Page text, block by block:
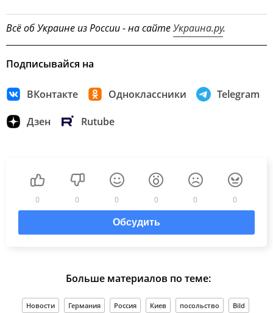
Всё об Украине из России - на сайтеУкраина.ру.
Подписывайся на
ВКонтакте Одноклассники Telegram
Дзен Rutube
0 0 0 0 0 0
Обсудить
Больше материалов по теме:
Новости Германия Россия Киев посольство Bild